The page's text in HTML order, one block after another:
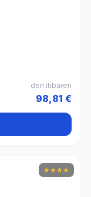
den itibaren
98,81 €
★★★★